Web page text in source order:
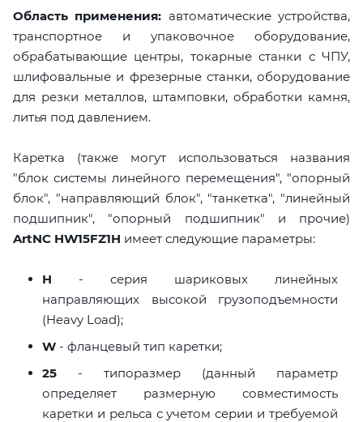
Область применения: автоматические устройства,
транспортное и упаковочное оборудование,
обрабатывающие центры, токарные станки с ЧПУ,
шлифовальные и фрезерные станки, оборудование
для резки металлов, штамповки, обработки камня,
литья под давлением.
Каретка (также могут использоваться названия
"блок системы линейного перемещения", "опорный
блок", "направляющий блок", "танкетка", "линейный
подшипник", "опорный подшипник" и прочие)
ArtNC HW15FZ1H имеет следующие параметры:
H - серия шариковых линейных
направляющих высокой грузоподъемности
(Heavy Load);
W - фланцевый тип каретки;
25 - типоразмер (данный параметр
определяет размерную совместимость
каретки и рельса с учетом серии и требуемой